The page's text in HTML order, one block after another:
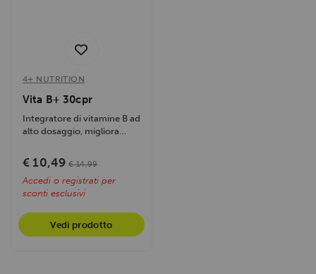
4+ NUTRITION
Vita B+ 30cpr
Integratore di vitamine B ad
alto dosaggio, migliora
benessere....
€ 10,49 € 14,99
Accedi o registrati per
sconti esclusivi
Vedi prodotto